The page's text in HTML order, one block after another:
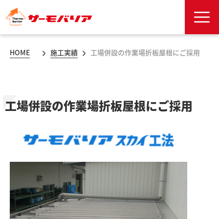
HOME 施工実績 工場併設の作業場折板屋根にご採用
工場併設の作業場折板屋根にご採用